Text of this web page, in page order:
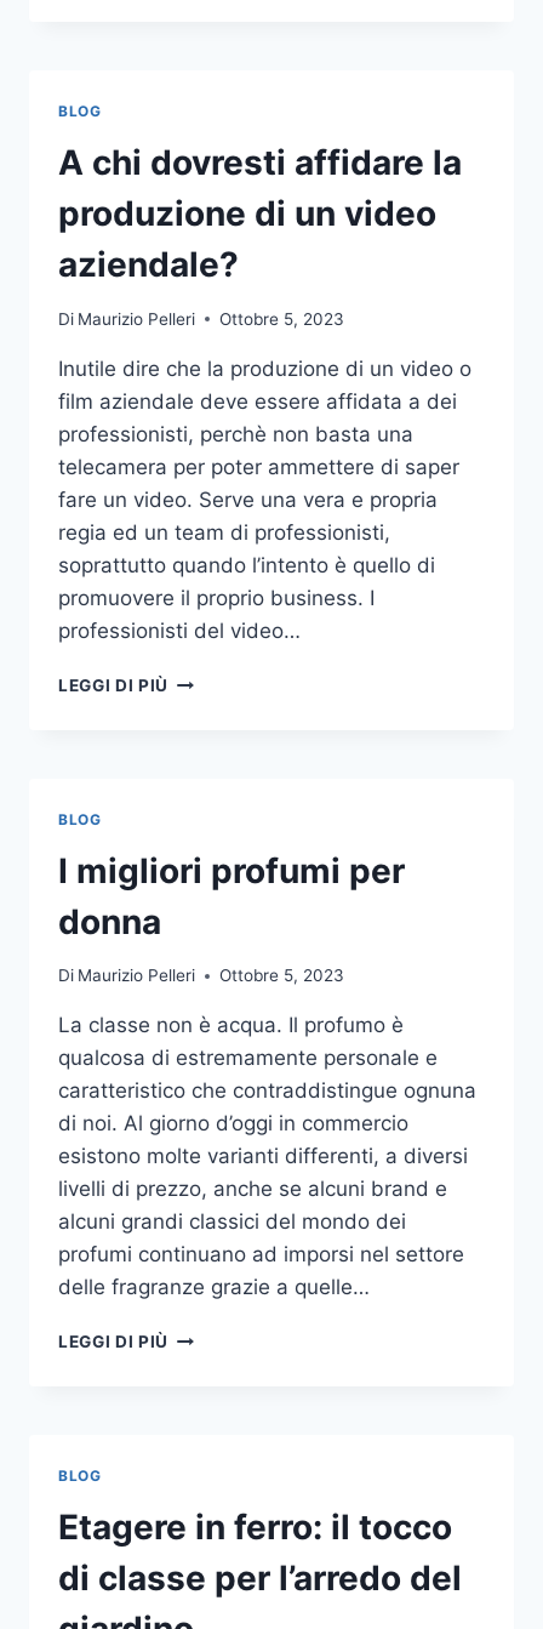
NELLE
SCOMMESSE
SPORTIVE
ONLINE
BLOG
A chi dovresti affidare la
produzione di un video
aziendale?
Di Maurizio Pelleri Ottobre 5, 2023
Inutile dire che la produzione di un video o
film aziendale deve essere affidata a dei
professionisti, perchè non basta una
telecamera per poter ammettere di saper
fare un video. Serve una vera e propria
regia ed un team di professionisti,
soprattutto quando l’intento è quello di
promuovere il proprio business. I
professionisti del video…
LEGGI DI PIÙ
VIDEO
BLOG
I migliori profumi per
donna
Di Maurizio Pelleri Ottobre 5, 2023
La classe non è acqua. Il profumo è
qualcosa di estremamente personale e
caratteristico che contraddistingue ognuna
di noi. Al giorno d’oggi in commercio
esistono molte varianti differenti, a diversi
livelli di prezzo, anche se alcuni brand e
alcuni grandi classici del mondo dei
profumi continuano ad imporsi nel settore
delle fragranze grazie a quelle…
LEGGI DI PIÙ
BLOG
Etagere in ferro: il tocco
di classe per l’arredo del